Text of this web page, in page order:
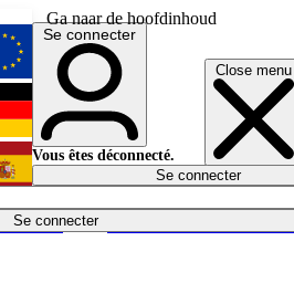
Ga naar de hoofdinhoud
Close menu
Se connecter
Économie
English
Deutsch
Español
Se connecter
Vous êtes déconnecté.
Se connecter